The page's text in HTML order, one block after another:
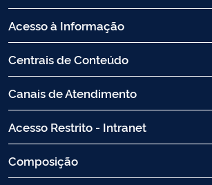
Acesso à Informação
Centrais de Conteúdo
Canais de Atendimento
Acesso Restrito - Intranet
Composição